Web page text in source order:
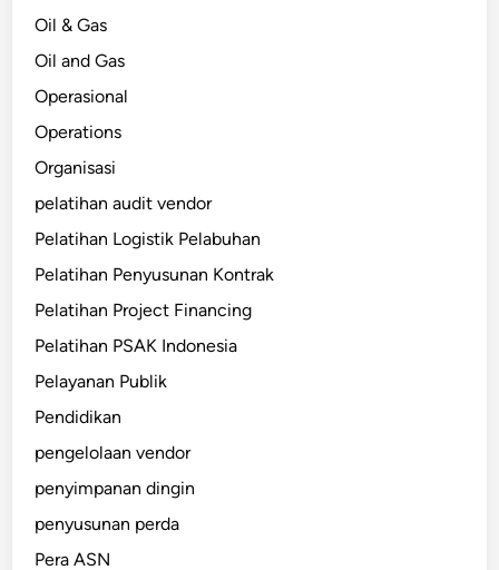
Oil & Gas
Oil and Gas
Operasional
Operations
Organisasi
pelatihan audit vendor
Pelatihan Logistik Pelabuhan
Pelatihan Penyusunan Kontrak
Pelatihan Project Financing
Pelatihan PSAK Indonesia
Pelayanan Publik
Pendidikan
pengelolaan vendor
penyimpanan dingin
penyusunan perda
Pera ASN